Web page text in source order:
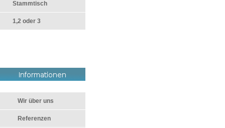
Stammtisch
1,2 oder 3
Wir über uns
Referenzen